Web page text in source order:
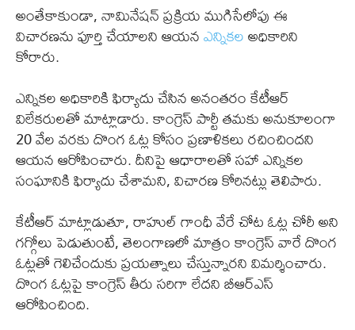
అంతేకాకుండా, నామినేషన్ ప్రక్రియ ముగిసేలోపు ఈ
విచారణను పూర్తి చేయాలని ఆయనఎన్నికలఅధికారిని
కోరారు.
ఎన్నికల అధికారికి ఫిర్యాదు చేసిన అనంతరం కేటీఆర్
విలేకరులతో మాట్లాడారు. కాంగ్రెస్ పార్టీ తమకు అనుకూలంగా
20 వేల వరకు దొంగ ఓట్ల కోసం ప్రణాళికలు రచించిందని
ఆయన ఆరోపించారు. దీనిపై ఆధారాలతో సహా ఎన్నికల
సంఘానికి ఫిర్యాదు చేశామని, విచారణ కోరినట్లు తెలిపారు.
కేటీఆర్ మాట్లాడుతూ, రాహుల్ గాంధీ వేరే చోట ఓట్ల చోరీ అని
గగ్గోలు పెడుతుంటే, తెలంగాణలో మాత్రం కాంగ్రెస్ వారే దొంగ
ఓట్లతో గెలిచేందుకు ప్రయత్నాలు చేస్తున్నారని విమర్శించారు.
దొంగ ఓట్లపై కాంగ్రెస్ తీరు సరిగా లేదని బీఆర్ఎస్
ఆరోపించింది.